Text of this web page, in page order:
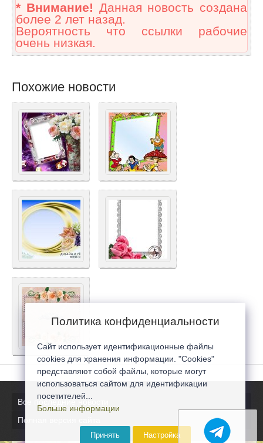
* Внимание! Данная новость создана
более 2 лет назад.
Вероятность что ссылки рабочие
очень низкая.
Похожие новости
Все последние новости
Полная версия сайта
Политика конфиденциальности
Сайт использует идентификационные файлы
cookies для хранения информации. "Cookies"
представляют собой файлы, которые могут
использоваться сайтом для идентификации
посетителей...
Больше информации
Принять Настройка